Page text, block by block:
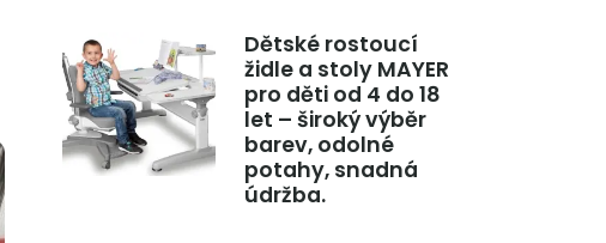
Dětské rostoucí
židle a stoly MAYER
pro děti od 4 do 18
let – široký výběr
barev, odolné
potahy, snadná
údržba.